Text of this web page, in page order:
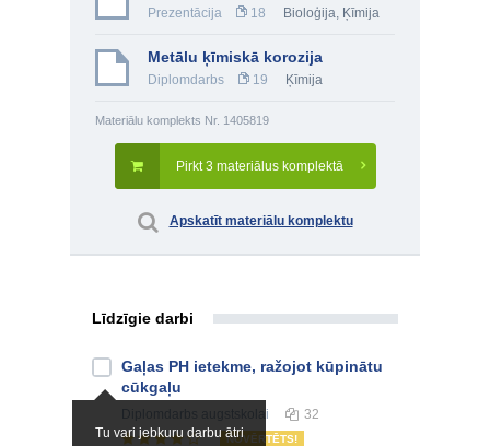
Prezentācija 18 Bioloģija, Ķīmija
Metālu ķīmiskā korozija
Diplomdarbs 19 Ķīmija
Materiālu komplekts Nr. 1405819
Pirkt 3 materiālus komplektā
Apskatīt materiālu komplektu
Līdzīgie darbi
Tu vari jebkuru darbu ātri
Gaļas PH ietekme, ražojot kūpinātu
cūkgaļu
augstskolai 32
NOVĒRTĒTS!